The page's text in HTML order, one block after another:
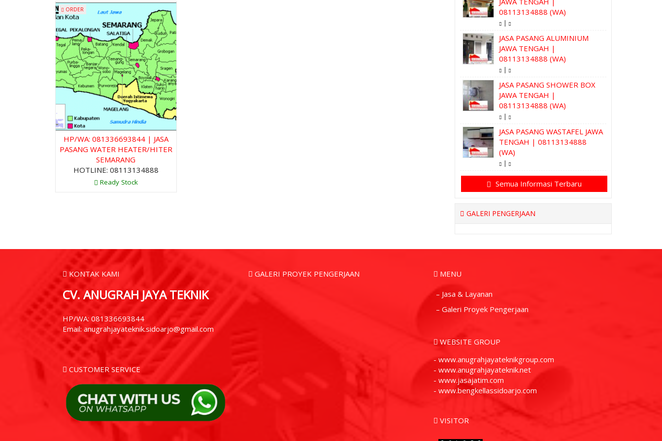
ORDER
HP/WA: 081336693844 | JASA
PASANG WATER HEATER/HITER
SEMARANG
HOTLINE: 08113134888
Ready Stock
08113134888 (WA)
|
JASA PASANG ALUMINIUM
JAWA TENGAH |
08113134888 (WA)
|
JASA PASANG SHOWER BOX
JAWA TENGAH |
08113134888 (WA)
|
JASA PASANG WASTAFEL JAWA
TENGAH | 08113134888
(WA)
|
Semua Informasi Terbaru
GALERI PENGERJAAN
KONTAK KAMI
CV. ANUGRAH JAYA TEKNIK
HP/WA: 081336693844
Email: anugrahjayateknik.sidoarjo@gmail.com
CUSTOMER SERVICE
GALERI PROYEK PENGERJAAN MENU
– Jasa & Layanan
– Galeri Proyek Pengerjaan
WEBSITE GROUP
- www.anugrahjayateknikgroup.com
- www.anugrahjayateknik.net
- www.jasajatim.com
- www.bengkellassidoarjo.com
VISITOR